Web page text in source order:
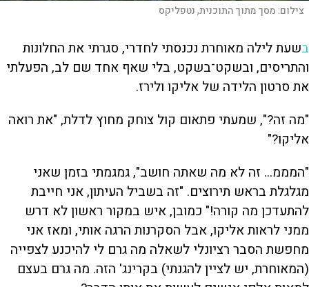
צילום:מסך מתוך התוכנית, נטפליקס
בשעת לילה מאוחרת נכנסתי לחדרי, סגרתי את החלונות
והתריסים, ובשקט־בשקט, בלי שאף אחד שם לב, הפעלתי
את סרטון הלידה של אליקו ולירז.
"מה זה?", שמעתי פתאום קול צוחק מחוץ לדלת, "את רואה
אליקו?"
"המממ... זה לא מה שאתה חושב", גמגמתי בזמן שאני
מגלגלת בראש תירוצים. "זה בשביל העיתון, אני חייבת
להתעדכן מה קורה!" כמובן, איש במקור ראשון לא דרש
ממני לראות אליקו, אבל הסקרנות הרגה אותי, ומאז אני
מחפשת הסבר רציונלי לשאלה מה גרם לי להיכנע לצפייה
(המאוחרת, יש לציין להגנתי) בקרינג' הזה. מה גרם בעצם